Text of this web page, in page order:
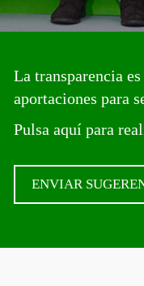
La transparencia
aportaciones para
Pulsa aquí para
ENVIAR